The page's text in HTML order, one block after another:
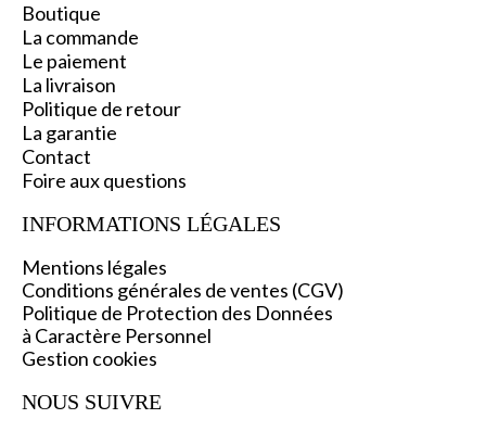
Boutique
La commande
Le paiement
La livraison
Politique de retour
La garantie
Contact
Foire aux questions
INFORMATIONS LÉGALES
Mentions légales
Conditions générales de ventes (CGV)
Politique de Protection des Données
à Caractère Personnel
Gestion cookies
NOUS SUIVRE